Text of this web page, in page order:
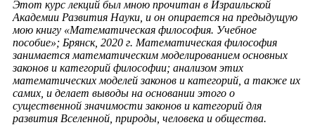
Этот курс лекций был мною прочитан в Израильской
Академии Развития Науки, и он опирается на предыдущую
мою книгу «Математическая философия. Учебное
пособие»; Брянск, 2020 г. Математическая философия
занимается математическим моделированием основных
законов и категорий философии; анализом этих
математических моделей законов и категорий, а также их
самих, и делает выводы на основании этого о
существенной значимости законов и категорий для
развития Вселенной, природы, человека и общества.